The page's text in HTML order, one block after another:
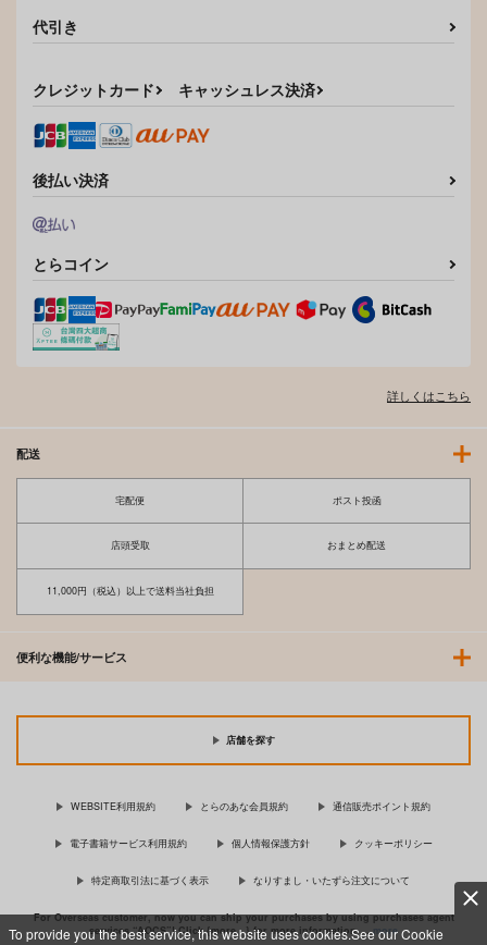
To provide you the best service, this website uses cookies.See our Cookie
代引き
クレジットカード キャッシュレス決済
後払い決済
とらコイン
詳しくはこちら
配送
宅配便 ポスト投函
店頭受取 おまとめ配送
11,000円（税込）以上で送料当社負担
便利な機能/サービス
店舗を探す
WEBSITE利用規約 とらのあな会員規約 通信販売ポイント規約
電子書籍サービス利用規約 個人情報保護方針 クッキーポリシー
特定商取引法に基づく表示 なりすまし・いたずら注文について
For Overseas customer, now you can ship your purchases by using purchases agent
services “AOCS”! Click {more…} for more information …more